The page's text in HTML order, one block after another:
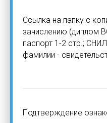
Ссылка на папку с
зачислению (диплом
паспорт 1-2 стр.;
фамилии -
Подтверждение